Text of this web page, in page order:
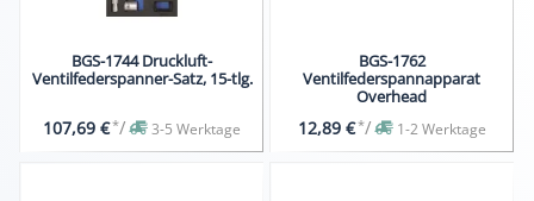
BGS-1744 Druckluft-
Ventilfederspanner-Satz, 15-tlg.
107,69 €*/ 3-5 Werktage
BGS-1762
Ventilfederspannapparat
Overhead
12,89 €*/ 1-2 Werktage